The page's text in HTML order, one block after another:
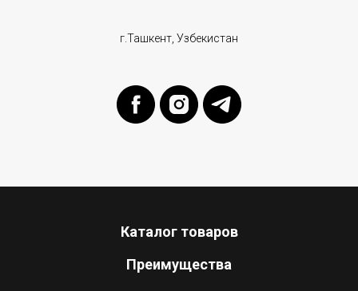
г.Ташкент, Узбекистан
Каталог товаров
Преимущества